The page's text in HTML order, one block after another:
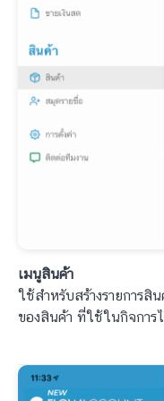
เมนูสินค้า
ใช้สำหรับสร้างรายการ
ของสินค้า ที่ใช้ในกิจการ